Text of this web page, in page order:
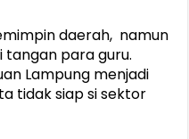
daerah, namun
tangan para guru.
Lampung menjadi
tidak siap si sektor